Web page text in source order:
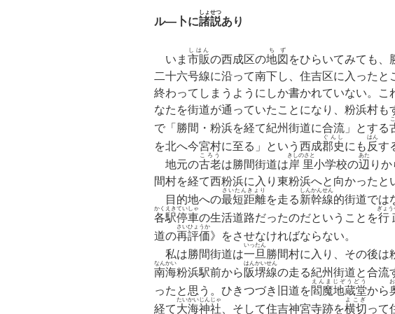
ル—卜に諸説
しょせつ
あり
いま 市販
しはん
の西成区の地図
ちず
をひらいてみても、
二十六号線に沿って南下し、住吉区に入ったと
終わってしまうようにしか書かれていない。こ
なたを街道が通っていたことになり、粉浜村も
で「勝間・粉浜を経て紀州街道に合流」とする
を北へ今宮村に至る」という西成郡史
ぐんし
にも 反
はん
す
地元の古老
ころう
は勝間街道は岸里
きしのさと
小学校の辺
あた
り
間村を経て西粉浜に入り東粉浜へと向かったと
目的地への最短距離
さいたんきょり
を走る新幹線
しんかんせん
的街道では
各駅停車
かくえきていしゃ
の生活道路だったのだということを行
ぎょう
道の再評価
さいひょうか
》をさせなければならない。
私は勝間街道は一旦
いったん
勝間村に入り、その後は
南海
なんかい
粉浜駅前から 阪堺線
はんかいせん
の走る紀州街道と合流
ったと思う。ひきつづき旧道を閻魔地蔵堂
えんまじぞうどう
から
お
経て大海神社
たいかいじんじゃ
、そして住吉神宮寺跡を横切
よこぎ
って